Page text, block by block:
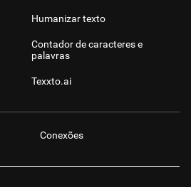
Humanizar texto
Contador de caracteres e
palavras
Texxto.ai
Conexões